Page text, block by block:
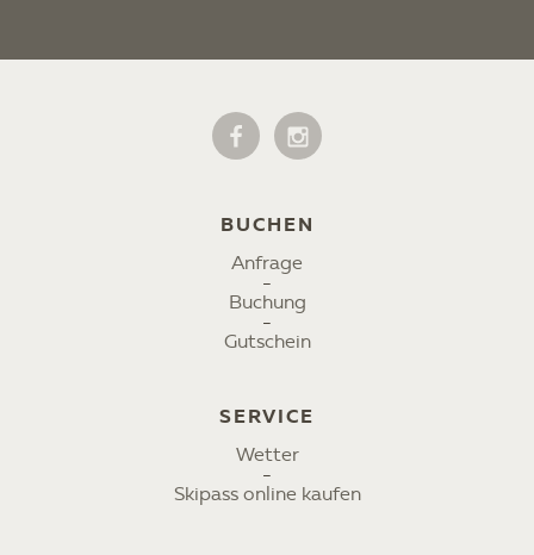
BUCHEN
Anfrage
Buchung
Gutschein
SERVICE
Wetter
Skipass online kaufen